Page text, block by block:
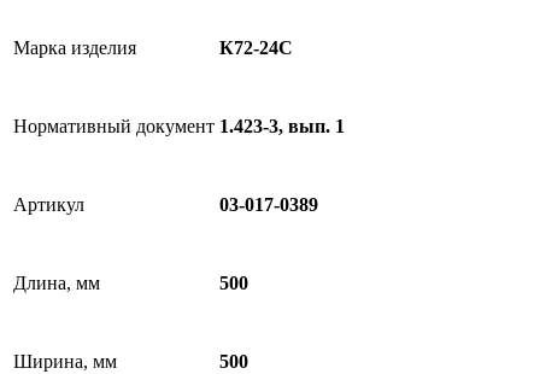
Марка изделия К72-24C
Нормативный документ 1.423-3, вып. 1
Артикул 03-017-0389
Длина, мм 500
Ширина, мм 500